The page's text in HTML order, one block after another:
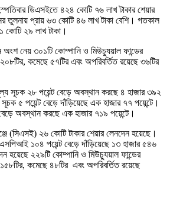
ডিএসইতে ৪২৪ কোটি ৭৬ লাখ টাকার শেয়ার
তুলনায় প্রায় ৬৩ কোটি ৪৬ লাখ টাকা বেশি। গতকাল
কোটি ২৯ লাখ টাকা।
নেয় ৩০১টি কোম্পানি ও মিউচ্যুয়াল ফান্ডের
কমেছে ৫৭টির এবং অপরিবর্তিত রয়েছে ৩৬টির
সূচক ২৮ পয়েন্ট বেড়ে অবস্থান করছে ৪ হাজার ৩৯২
৫ পয়েন্ট বেড়ে দাঁড়িয়েছে এক হাজার ৭৭ পয়েন্টে।
অবস্থান করছে এক হাজার ৭১৯ পয়েন্টে।
(সিএসই) ২৬ কোটি টাকার শেয়ার লেনদেন হয়েছে।
১০৪ পয়েন্ট বেড়ে দাঁড়িয়েছে ১৩ হাজার ৫৪৬
হয়েছে ২২৯টি কোম্পানি ও মিউচ্যুয়াল ফান্ডের
কমেছে ৪৮টির এবং অপরিবর্তিত রয়েছে